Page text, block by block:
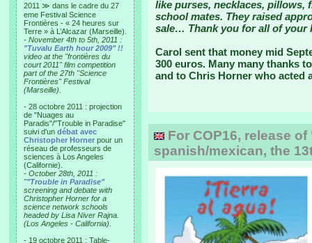
2011 ≫ dans le cadre du 27
eme Festival Science
Frontières - « 24 heures sur
Terre » à L’Alcazar (Marseille).
- November 4th to 5th, 2011 :
"Tuvalu Earth hour 2009" !!
video at the "frontières du
court 2011" film competition
part of the 27th "Science
Frontières" Festival
(Marseille).
- 28 octobre 2011 : projection
de "Nuages au
Paradis"/"Trouble in Paradise"
suivi d'un débat avec
Christopher Horner pour un
réseau de professeurs de
sciences à Los Angeles
(Californie).
- October 28th, 2011 :
""Trouble in Paradise"
screening and debate with
Christopher Horner for a
science network schools
headed by Lisa Niver Rajna.
(Los Angeles - California).
- 19 octobre 2011 : Table-
like purses, necklaces, pillows,
school mates. They raised
sale… Thank you for all of your
Carol sent that money mid
300 euros. Many many thanks
and to Chris Horner who acted
For COP16, release
spanish/mexican, the